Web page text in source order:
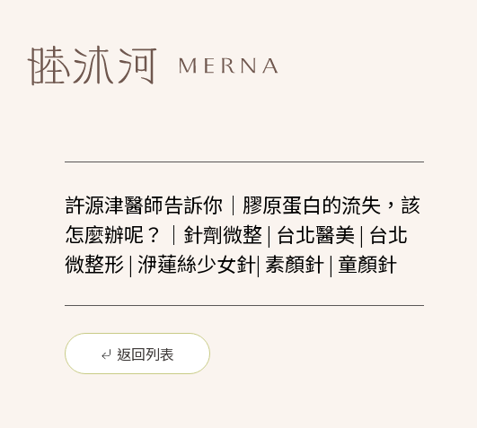
許源津醫師告訴你｜膠原蛋白的流失，該
怎麼辦呢？｜針劑微整 | 台北醫美 | 台北
微整形 | 洢蓮絲少女針| 素顏針 | 童顏針
返回列表